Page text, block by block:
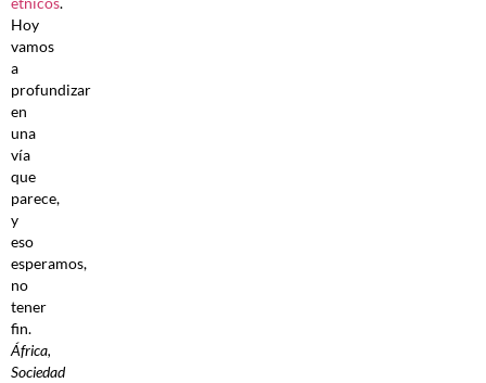
Hoy
vamos
a
profundizar
en
una
vía
que
parece,
y
eso
esperamos,
no
tener
fin.
África,
Sociedad